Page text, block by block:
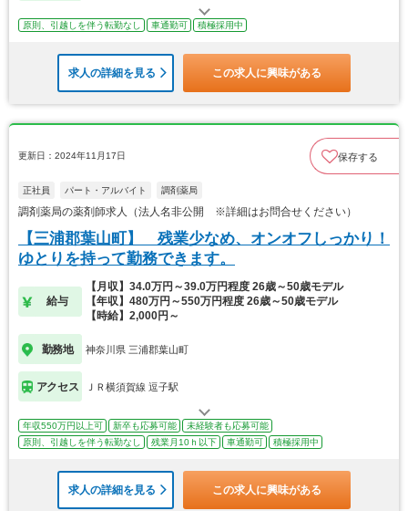
原則、引越しを伴う転勤なし 車通勤可 積極採用中
求人の詳細を見る この求人に興味がある
更新日：2024年11月17日 保存する
正社員 パート・アルバイト 調剤薬局
調剤薬局の薬剤師求人（法人名非公開 ※詳細はお問合せください）
【三浦郡葉山町】 残業少なめ、オンオフしっかり！
ゆとりを持って勤務できます。
給与
【月収】34.0万円～39.0万円程度 26歳～50歳モデル
【年収】480万円～550万円程度 26歳～50歳モデル
【時給】2,000円～
勤務地 神奈川県 三浦郡葉山町
アクセス ＪＲ横須賀線 逗子駅
年収550万円以上可 新卒も応募可能
未経験者も応募可能
原則、引越しを伴う転勤なし
残業月10ｈ以下 車通勤可 積極採用中
求人の詳細を見る この求人に興味がある